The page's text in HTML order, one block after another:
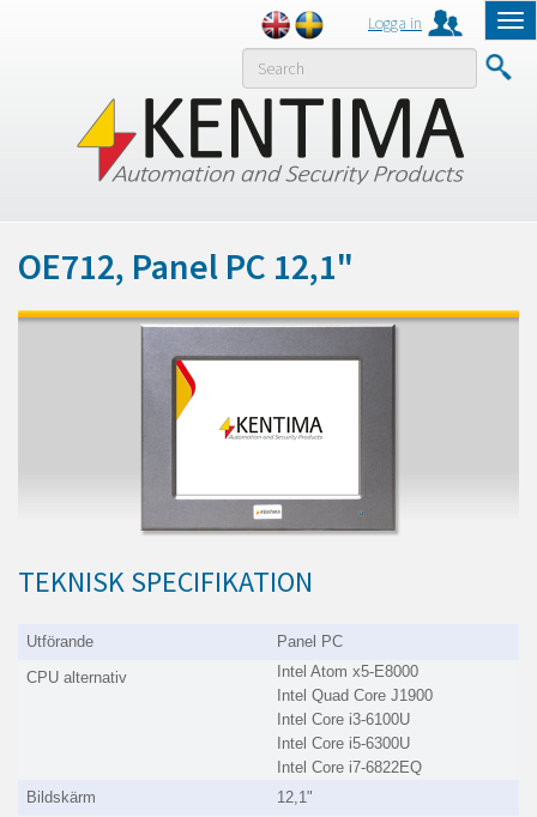
Logga in
MENY
OE712, Panel PC 12,1"
TEKNISK SPECIFIKATION
Utförande
Panel PC
CPU alternativ
Intel Atom x5-E8000
Intel Quad Core J1900
Intel Core i3-6100U
Intel Core i5-6300U
Intel Core i7-6822EQ
Bildskärm
12,1"